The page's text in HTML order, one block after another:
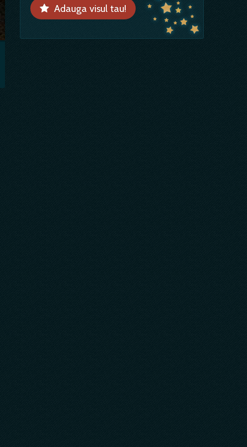
Adauga visul tau!